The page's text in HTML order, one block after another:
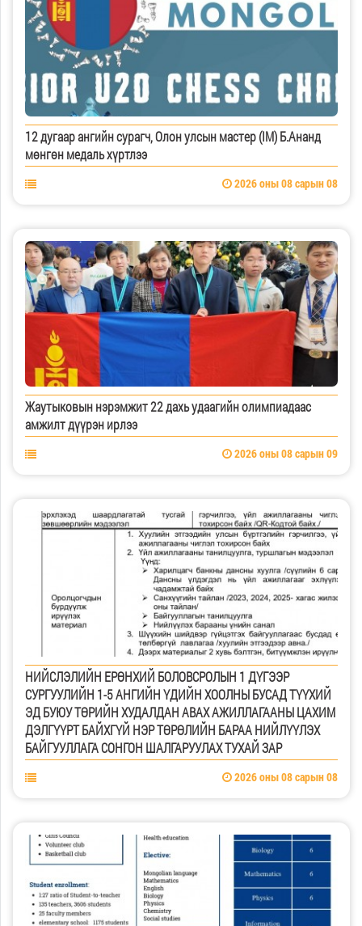
12 дугаар ангийн сурагч, Олон улсын мастер (IM) Б.Ананд
мөнгөн медаль хүртлээ
2026 оны 08 сарын 08
Жаутыковын нэрэмжит 22 дахь удаагийн олимпиадаас
амжилт дүүрэн ирлээ
2026 оны 08 сарын 09
НИЙСЛЭЛИЙН ЕРӨНХИЙ БОЛОВСРОЛЫН 1 ДҮГЭЭР
СУРГУУЛИЙН 1-5 АНГИЙН ҮДИЙН ХООЛНЫ БУСАД ТҮҮХИЙ
ЭД БУЮУ ТӨРИЙН ХУДАЛДАН АВАХ АЖИЛЛАГААНЫ ЦАХИМ
ДЭЛГҮҮРТ БАЙХГҮЙ НЭР ТӨРӨЛИЙН БАРАА НИЙЛҮҮЛЭХ
БАЙГУУЛЛАГА СОНГОН ШАЛГАРУУЛАХ ТУХАЙ ЗАР
2026 оны 08 сарын 08